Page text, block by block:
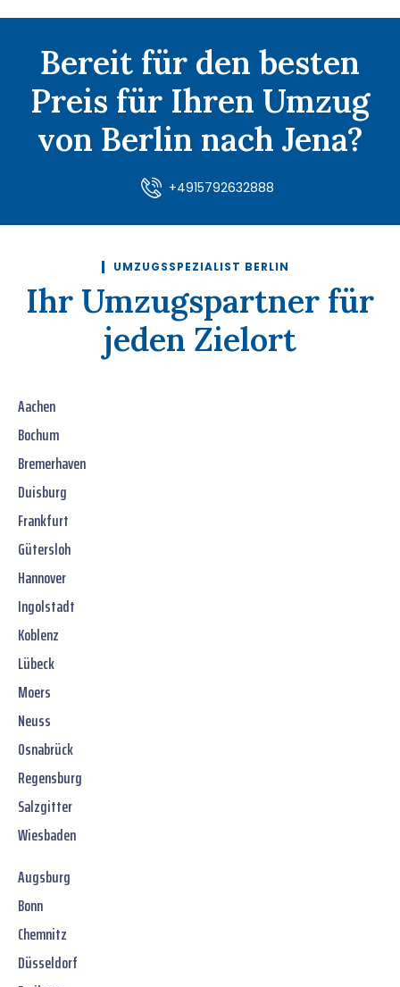
Bereit für den besten
Preis für Ihren Umzug
von Berlin nach Jena?
+4915792632888
UMZUGSSPEZIALIST BERLIN
Ihr Umzugspartner für
jeden Zielort
Aachen
Bochum
Bremerhaven
Duisburg
Frankfurt
Gütersloh
Hannover
Ingolstadt
Koblenz
Lübeck
Moers
Neuss
Osnabrück
Regensburg
Salzgitter
Wiesbaden
Augsburg
Bonn
Chemnitz
Düsseldorf